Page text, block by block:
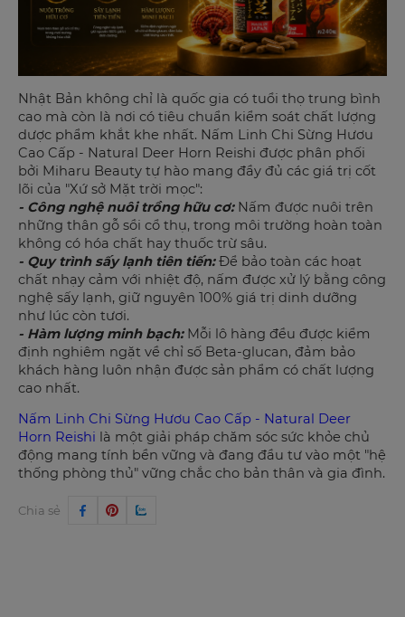
Nhật Bản không chỉ là quốc gia có tuổi thọ trung bình
cao mà còn là nơi có tiêu chuẩn kiểm soát chất lượng
dược phẩm khắt khe nhất. Nấm Linh Chi Sừng Hươu
Cao Cấp - Natural Deer Horn Reishi được phân phối
bởi Miharu Beauty tự hào mang đầy đủ các giá trị cốt
lõi của "Xứ sở Mặt trời mọc":
- Công nghệ nuôi trồng hữu cơ:Nấm được nuôi trên
những thân gỗ sồi cổ thụ, trong môi trường hoàn toàn
không có hóa chất hay thuốc trừ sâu.
- Quy trình sấy lạnh tiên tiến:Để bảo toàn các hoạt
chất nhạy cảm với nhiệt độ, nấm được xử lý bằng công
nghệ sấy lạnh, giữ nguyên 100% giá trị dinh dưỡng
như lúc còn tươi.
- Hàm lượng minh bạch:Mỗi lô hàng đều được kiểm
định nghiêm ngặt về chỉ số Beta-glucan, đảm bảo
khách hàng luôn nhận được sản phẩm có chất lượng
cao nhất.
Nấm Linh Chi Sừng Hươu Cao Cấp - Natural Deer
Horn Reishi là một giải pháp chăm sóc sức khỏe chủ
động mang tính bền vững và đang đầu tư vào một "hệ
thống phòng thủ" vững chắc cho bản thân và gia đình.
Chia sẻ